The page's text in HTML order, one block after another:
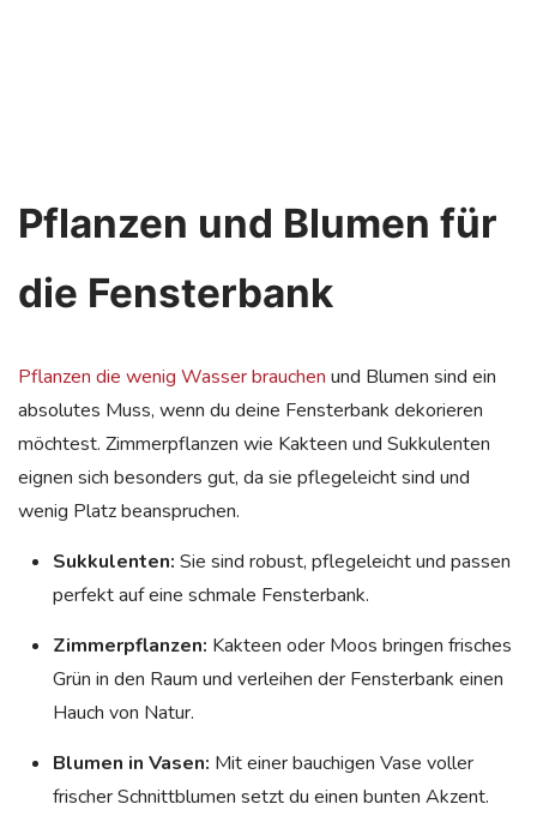
Pflanzen und Blumen für
die Fensterbank
Pflanzen die wenig Wasser brauchen und Blumen sind ein
absolutes Muss, wenn du deine Fensterbank dekorieren
möchtest. Zimmerpflanzen wie Kakteen und Sukkulenten
eignen sich besonders gut, da sie pflegeleicht sind und
wenig Platz beanspruchen.
Sukkulenten: Sie sind robust, pflegeleicht und passen
perfekt auf eine schmale Fensterbank.
Zimmerpflanzen: Kakteen oder Moos bringen frisches
Grün in den Raum und verleihen der Fensterbank einen
Hauch von Natur.
Blumen in Vasen: Mit einer bauchigen Vase voller
frischer Schnittblumen setzt du einen bunten Akzent.